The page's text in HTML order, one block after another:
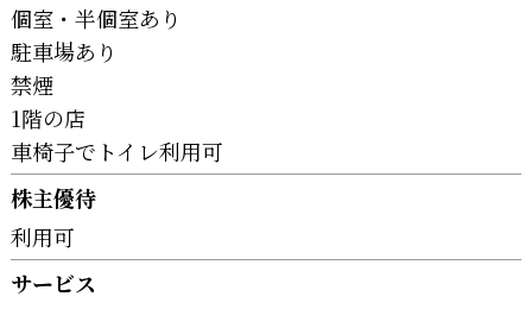
個室・半個室あり
駐車場あり
禁煙
1階の店
車椅子でトイレ利用可
株主優待
利用可
サービス